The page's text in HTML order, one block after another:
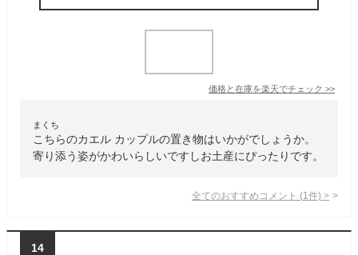
価格と在庫を楽天でチェック >>
まくち
こちらのカエル カップルの置き物はいかがでしょうか。
寄り添う姿がかわいらしいですしお土産にぴったりです。
全てのおすすめコメント (1 件) >
14